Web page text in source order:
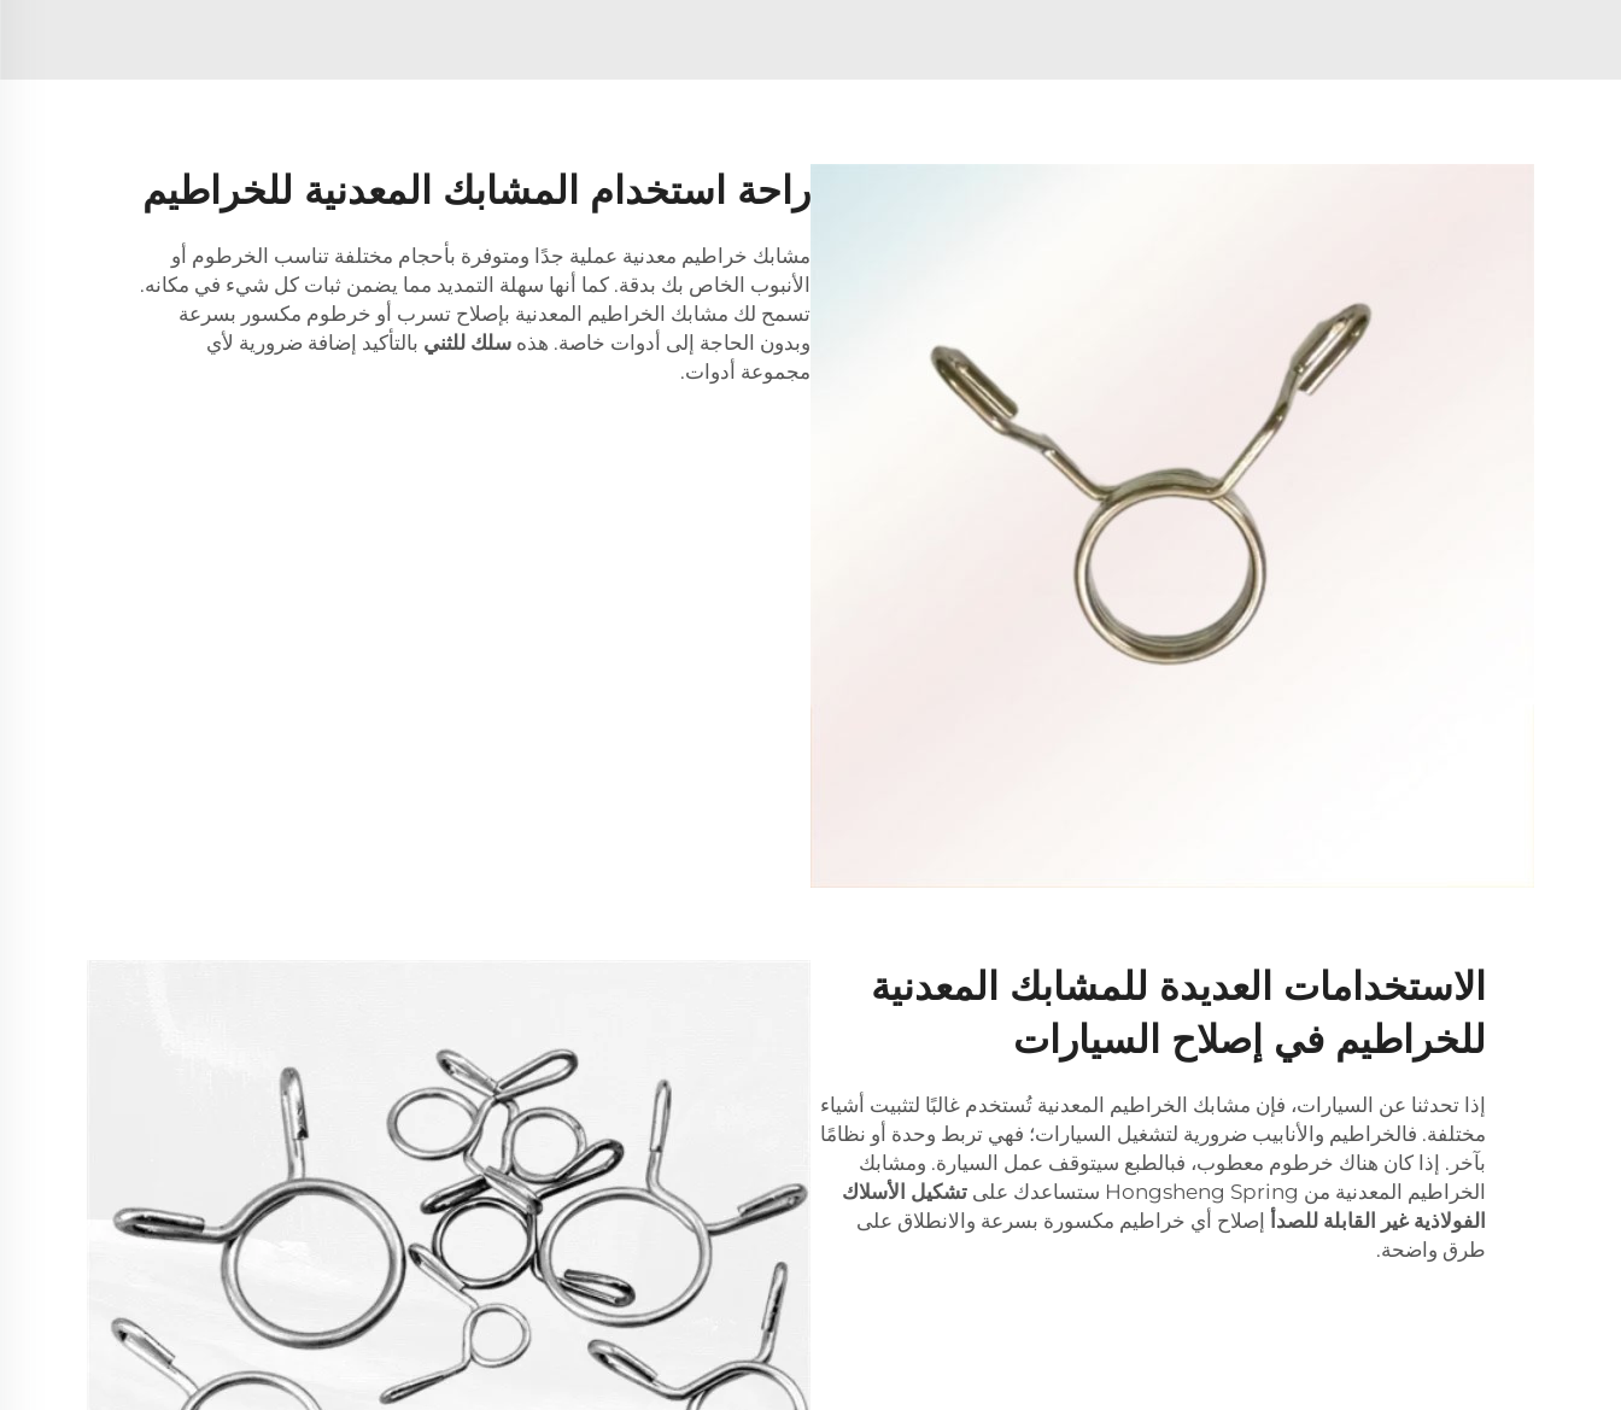
راحة استخدام المشابك المعدنية للخراطيم
مشابك خراطيم معدنية عملية جدًا ومتوفرة بأحجام مختلفة تناسب الخرطوم أو
الأنبوب الخاص بك بدقة. كما أنها سهلة التمديد مما يضمن ثبات كل شيء في مكانه.
تسمح لك مشابك الخراطيم المعدنية بإصلاح تسرب أو خرطوم مكسور بسرعة
وبدون الحاجة إلى أدوات خاصة. هذه سلك للثني بالتأكيد إضافة ضرورية لأي
مجموعة أدوات.
الاستخدامات العديدة للمشابك المعدنية
للخراطيم في إصلاح السيارات
إذا تحدثنا عن السيارات، فإن مشابك الخراطيم المعدنية تُستخدم غالبًا لتثبيت أشياء
مختلفة. فالخراطيم والأنابيب ضرورية لتشغيل السيارات؛ فهي تربط وحدة أو نظامًا
بآخر. إذا كان هناك خرطوم معطوب، فبالطبع سيتوقف عمل السيارة. ومشابك
الخراطيم المعدنية من Hongsheng Spring ستساعدك على
تشكيل الأسلاك
الفولاذية غير القابلة للصدأ إصلاح أي خراطيم مكسورة بسرعة والانطلاق على
طرق واضحة.